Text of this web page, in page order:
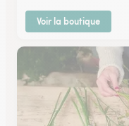
Voir la boutique